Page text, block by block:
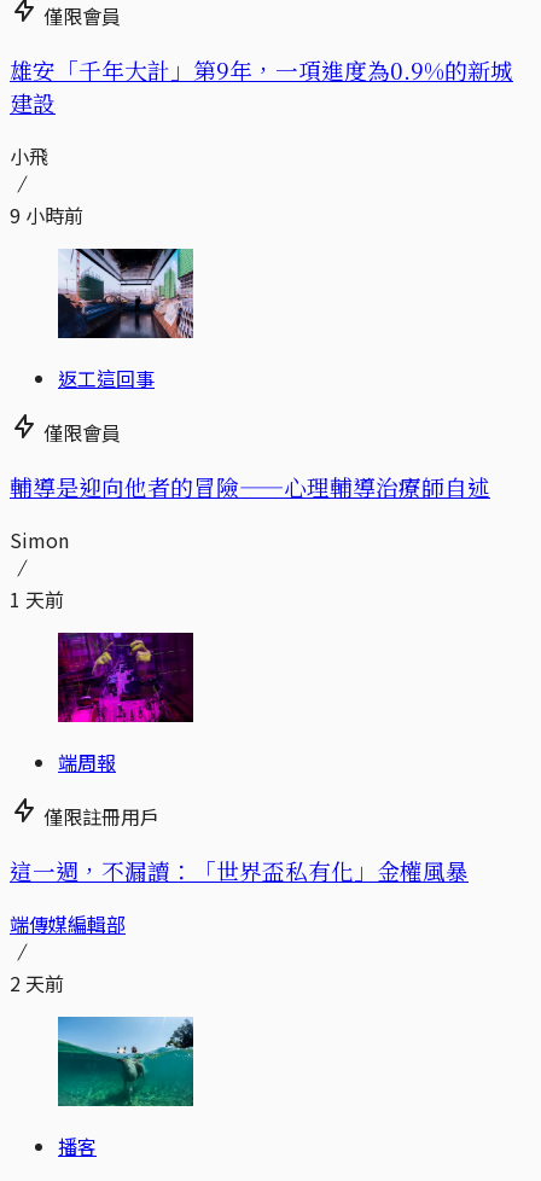
僅限會員
​​雄安「千年大計」第9年，一項進度為0.9%的新城
建設
小飛
9 小時前
返工這回事
僅限會員
輔導是迎向他者的冒險——心理輔導治療師自述
Simon
1 天前
端周報
僅限註冊用戶
這一週，不漏讀：「世界盃私有化」金權風暴
端傳媒編輯部
2 天前
播客